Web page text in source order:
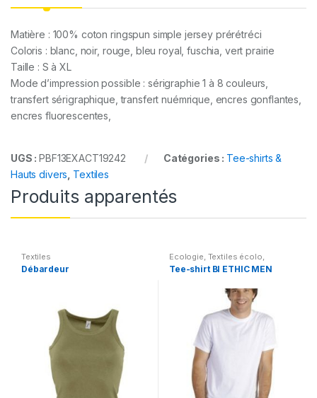
Matière : 100% coton ringspun simple jersey prérétréci
Coloris : blanc, noir, rouge, bleu royal, fuschia, vert prairie
Taille : S à XL
Mode d’impression possible : sérigraphie 1 à 8 couleurs,
transfert sérigraphique, transfert nuémrique, encres gonflantes,
encres fluorescentes,
UGS :PBF13EXACT19242 Catégories : Tee-shirts &
Hauts divers Textiles
Produits apparentés
Textiles
Débardeur
Ecologie Textiles écolo
Textiles ,Tee-shirts & Hauts
divers
Tee-shirt BI ETHIC MEN